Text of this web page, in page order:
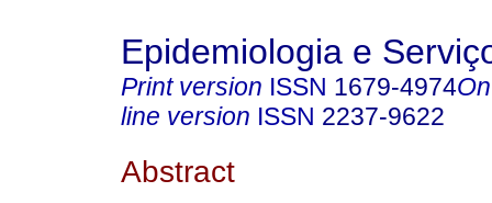
Epidemiologia e
Print version ISSN 1679-4974
line version ISSN 2237-9622
Abstract